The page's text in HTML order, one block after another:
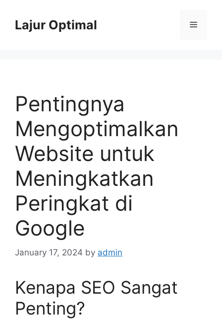
contentLajur Optimal Menu
Pentingnya
Mengoptimalkan
Website untuk
Meningkatkan
Peringkat di
Google
January 17, 2024 by admin
Kenapa SEO Sangat
Penting?